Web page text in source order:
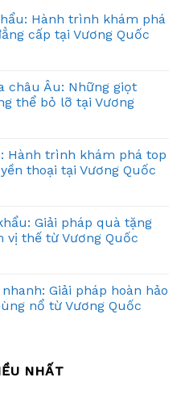
Hành trình khám phá
cấp tại Vương Quốc
châu Âu: Những giọt
thể bỏ lỡ tại Vương
Hành trình khám phá top
thoại tại Vương Quốc
Giải pháp quà tặng
vị thế từ Vương Quốc
Giải pháp hoàn hảo
nổ từ Vương Quốc
NHẤT